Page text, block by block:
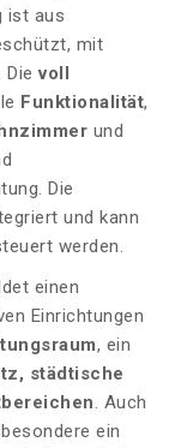
ist aus
mit
Dievoll
Funktionalität,
und
Die
und kann
werden.
einen
Einrichtungen
, ein
städtische
. Auch
ein